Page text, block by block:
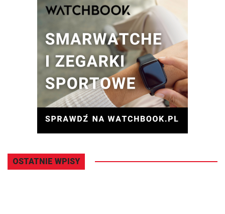
OSTATNIE WPISY